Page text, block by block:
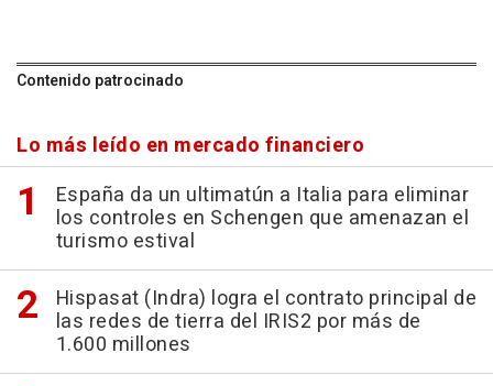
Contenido patrocinado
Lo más leído en mercado financiero
España da un ultimatún a Italia para eliminar
los controles en Schengen que amenazan el
turismo estival
Hispasat (Indra) logra el contrato principal de
las redes de tierra del IRIS2 por más de
1.600 millones